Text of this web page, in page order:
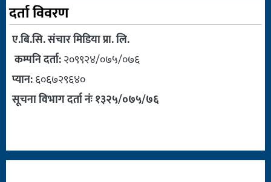
दर्ता विवरण
ए.बि.सि. संचार मिडिया प्रा. लि.
कम्पनि दर्ता:२०९९२४/०७५/०७६
प्यान:६०६७२९६४०
सूचना विभाग दर्ता नंः १३२५/०७५/७६